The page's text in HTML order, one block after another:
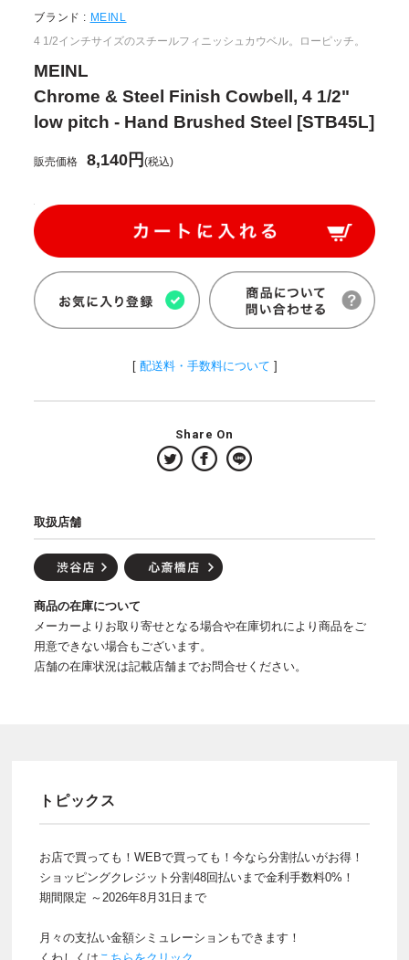
ブランド : MEINL
4 1/2インチサイズのスチールフィニッシュカウベル。ローピッチ。
MEINL
Chrome & Steel Finish Cowbell, 4 1/2"
low pitch - Hand Brushed Steel [STB45L]
販売価格 8,140円(税込)
[ 配送料・手数料について ]
Share On
取扱店舗
商品の在庫について
メーカーよりお取り寄せとなる場合や在庫切れにより商品をご
用意できない場合もございます。
店舗の在庫状況は記載店舗までお問合せください。
トピックス
お店で買っても！WEBで買っても！今なら分割払いがお得！
ショッピングクレジット分割48回払いまで金利手数料0%！
期間限定 ～2026年8月31日まで
月々の支払い金額シミュレーションもできます！